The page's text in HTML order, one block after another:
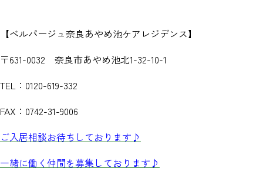
【ベルパージュ奈良あやめ池ケアレジデンス】
〒631-0032 奈良市あやめ池北1-32-10-1
TEL：0120-619-332
FAX：0742-31-9006
ご入居相談お待ちしております♪
一緒に働く仲間を募集しております♪